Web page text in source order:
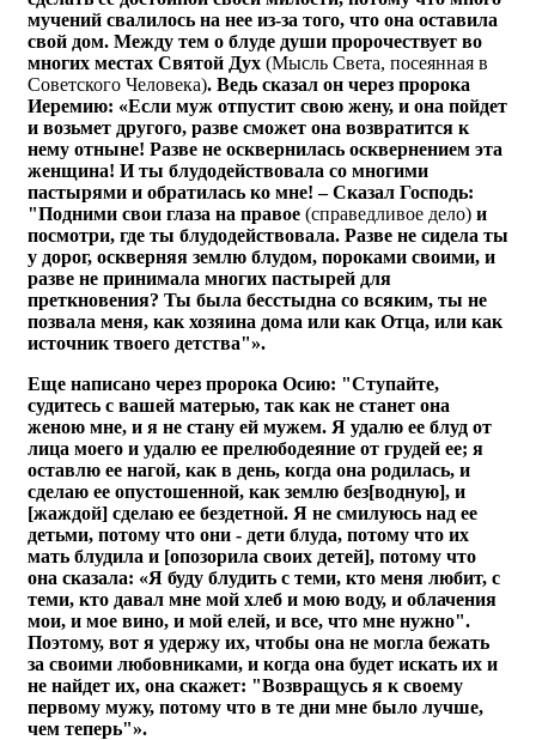
мучений свалилось на нее из-за того, что она оставила
свой дом. Между тем о блуде души пророчествует во
многих местах Святой Дух (Мысль Света, посеянная в
Советского Человека). Ведь сказал он через пророка
Иеремию: «Если муж отпустит свою жену, и она пойдет
и возьмет другого, разве сможет она возвратится к
нему отныне! Разве не осквернилась осквернением эта
женщина! И ты блудодействовала со многими
пастырями и обратилась ко мне! – Сказал Господь:
"Подними свои глаза на правое (справедливое дело) и
посмотри, где ты блудодействовала. Разве не сидела ты
у дорог, оскверняя землю блудом, пороками своими, и
разве не принимала многих пастырей для
преткновения? Ты была бесстыдна со всяким, ты не
позвала меня, как хозяина дома или как Отца, или как
источник твоего детства"».
Еще написано через пророка Осию: "Ступайте,
судитесь с вашей матерью, так как не станет она
женою мне, и я не стану ей мужем. Я удалю ее блуд от
лица моего и удалю ее прелюбодеяние от грудей ее; я
оставлю ее нагой, как в день, когда она родилась, и
сделаю ее опустошенной, как землю без[водную], и
[жаждой] сделаю ее бездетной. Я не смилуюсь над ее
детьми, потому что они - дети блуда, потому что их
мать блудила и [опозорила своих детей], потому что
она сказала: «Я буду блудить с теми, кто меня любит, с
теми, кто давал мне мой хлеб и мою воду, и облачения
мои, и мое вино, и мой елей, и все, что мне нужно".
Поэтому, вот я удержу их, чтобы она не могла бежать
за своими любовниками, и когда она будет искать их и
не найдет их, она скажет: "Возвращусь я к своему
первому мужу, потому что в те дни мне было лучше,
чем теперь"».